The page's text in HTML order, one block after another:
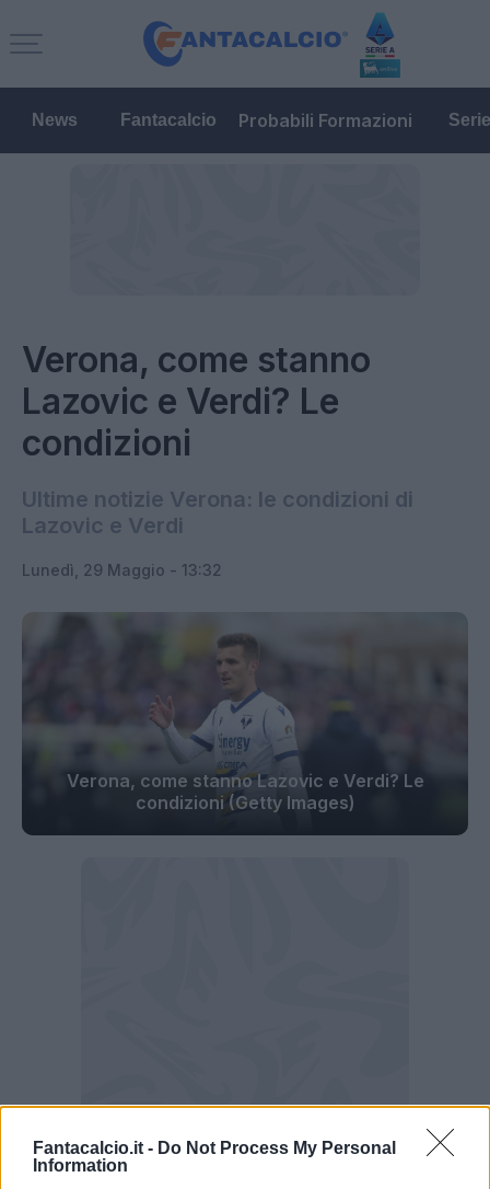
Fantacalcio.it - Do Not Process My Personal
Information
News Fantacalcio Probabili Formazioni
Verona, come stanno
Lazovic e Verdi? Le
condizioni
Ultime notizie Verona: le condizioni di
Lazovic e Verdi
Lunedì, 29 Maggio - 13:32
Verona, come stanno Lazovic e Verdi? Le
condizioni (Getty Images)
Il Verona di Marco Zaffaroni si gioca il tutto per
tutto nel prossimo match di campionato. Contro